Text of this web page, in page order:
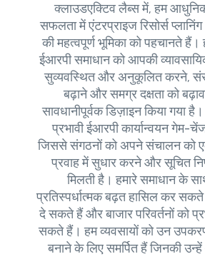
क्लाउडएक्टिव लैब्स में, हम
सफलता में एंटरप्राइज रिसोर्स
की महत्वपूर्ण भूमिका को पहचानते हैं।
ईआरपी समाधान को आपकी
सुव्यवस्थित और अनुकूलित करने,
बढ़ाने और समग्र दक्षता को
सावधानीपूर्वक डिज़ाइन किया गया
प्रभावी ईआरपी कार्यान्वयन गेम-
जिससे संगठनों को अपने संचालन को
प्रवाह में सुधार करने और सूचित
मिलती है। हमारे समाधान के
प्रतिस्पर्धात्मक बढ़त हासिल कर
दे सकते हैं और बाजार परिवर्तनों को
सकते हैं। हम व्यवसायों को उन
बनाने के लिए समर्पित हैं जिनकी